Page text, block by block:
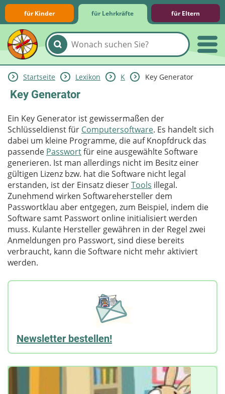
für Kinder für Lehrkräfte für Eltern
Lernmodule
Unterrichts­materialien
Internet-ABC-Schule
Praxishilfen
Aktuelles
Startseite Lexikon K Key Generator
Key Generator
Ein Key Generator ist gewissermaßen der
Schlüsseldienst für Computersoftware. Es handelt sich
dabei um kleine Programme, die auf Knopfdruck das
passende Passwortfür eine ausgewählte Software
generieren. Ist man allerdings nicht im Besitz einer
gültigen Lizenz bzw. hat die Software nicht legal
erstanden, ist der Einsatz dieserTools illegal.
Zunehmend wirken Softwarehersteller dem
Passwortklau aber entgegen, zum Beispiel, indem die
Software samt Passwort online initialisiert werden
muss. Kulante Hersteller gewähren in der Regel zwei
Anmeldungen pro Passwort, sind diese bereits
verbraucht, kann die Software nicht mehr aktiviert
werden.
Newsletter bestellen!